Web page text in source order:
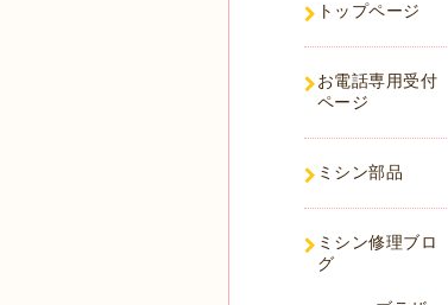
トップページ
お電話専用受付
ページ
ミシン部品
ミシン修理ブロ
グ